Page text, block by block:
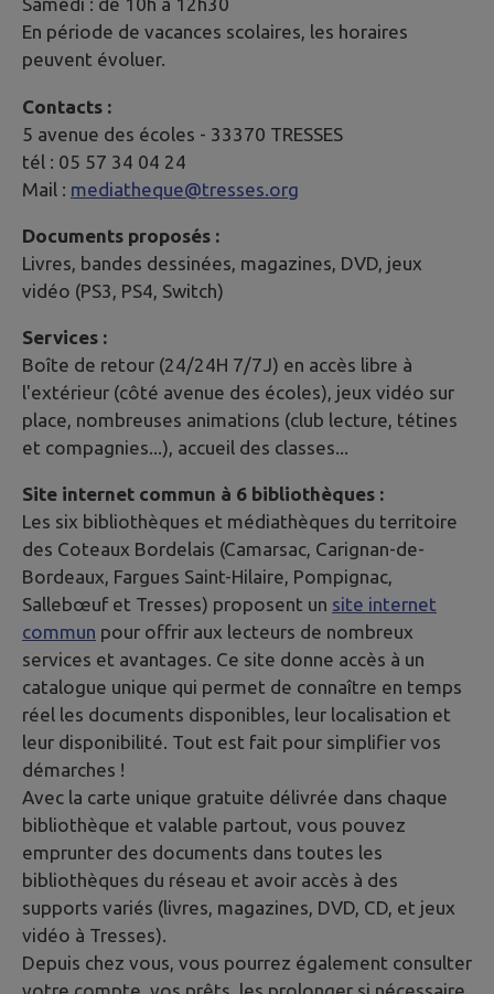
Samedi : de 10h à 12h30
En période de vacances scolaires, les horaires
peuvent évoluer.
Contacts :
5 avenue des écoles - 33370 TRESSES
tél : 05 57 34 04 24
Mail : mediatheque@tresses.org
Documents proposés :
Livres, bandes dessinées, magazines, DVD, jeux
vidéo (PS3, PS4, Switch)
Services :
Boîte de retour (24/24H 7/7J) en accès libre à
l'extérieur (côté avenue des écoles), jeux vidéo sur
place, nombreuses animations (club lecture, tétines
et compagnies...), accueil des classes...
Site internet commun à 6 bibliothèques :
Les six bibliothèques et médiathèques du territoire
des Coteaux Bordelais (Camarsac, Carignan-de-
Bordeaux, Fargues Saint-Hilaire, Pompignac,
Sallebœuf et Tresses) proposent un site internet
commun pour offrir aux lecteurs de nombreux
services et avantages. Ce site donne accès à un
catalogue unique qui permet de connaître en temps
réel les documents disponibles, leur localisation et
leur disponibilité. Tout est fait pour simplifier vos
démarches !
Avec la carte unique gratuite délivrée dans chaque
bibliothèque et valable partout, vous pouvez
emprunter des documents dans toutes les
bibliothèques du réseau et avoir accès à des
supports variés (livres, magazines, DVD, CD, et jeux
vidéo à Tresses).
Depuis chez vous, vous pourrez également consulter